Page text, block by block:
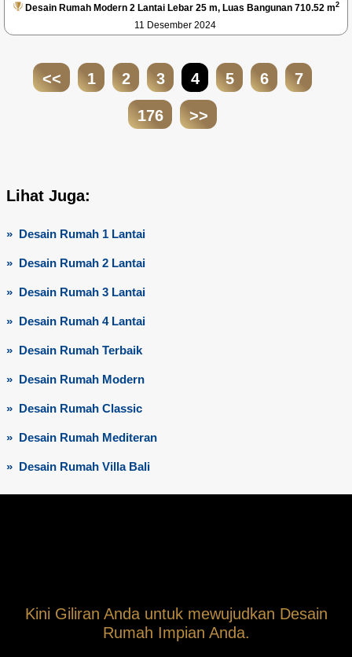
Desain Rumah Modern 2 Lantai Lebar 25 m, Luas Bangunan 710.52 m2
11 Desember 2024
<< 1 2 3 4 5 6 7
176 >>
Lihat Juga:
» Desain Rumah 1 Lantai
» Desain Rumah 2 Lantai
» Desain Rumah 3 Lantai
» Desain Rumah 4 Lantai
» Desain Rumah Terbaik
» Desain Rumah Modern
» Desain Rumah Classic
» Desain Rumah Mediteran
» Desain Rumah Villa Bali
Kini Giliran Anda untuk mewujudkan Desain
Rumah Impian Anda.